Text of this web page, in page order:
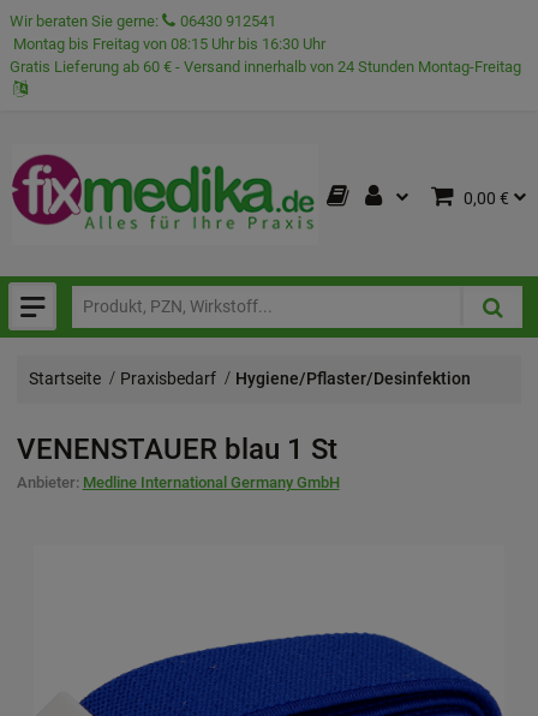
Wir beraten Sie gerne:
06430 912541
Montag bis Freitag von 08:15 Uhr bis 16:30 Uhr
Gratis Lieferung ab 60 € - Versand innerhalb von 24 Stunden Montag-Freitag
0,00 €
Startseite Praxisbedarf Hygiene/Pflaster/Desinfektion
VENENSTAUER blau 1 St
Anbieter: Medline International Germany GmbH